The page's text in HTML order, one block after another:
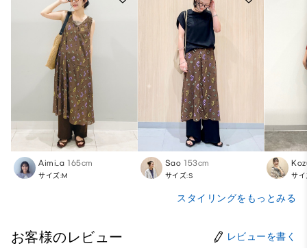
Aimi_a 165cm
サイズ:M
Sao 153cm
サイズ:S サ
スタイリングをもっとみる
お客様のレビュー レビューを書く